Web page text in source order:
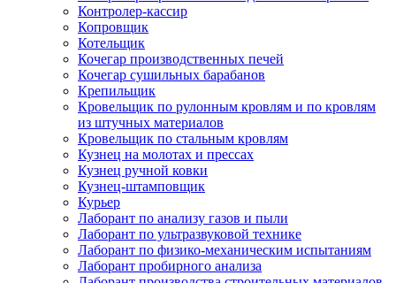
Контролер-кассир
Копровщик
Котельщик
Кочегар производственных печей
Кочегар сушильных барабанов
Крепильщик
Кровельщик по рулонным кровлям и по кровлям
из штучных материалов
Кровельщик по стальным кровлям
Кузнец на молотах и прессах
Кузнец ручной ковки
Кузнец-штамповщик
Курьер
Лаборант по анализу газов и пыли
Лаборант по ультразвуковой технике
Лаборант по физико-механическим испытаниям
Лаборант пробирного анализа